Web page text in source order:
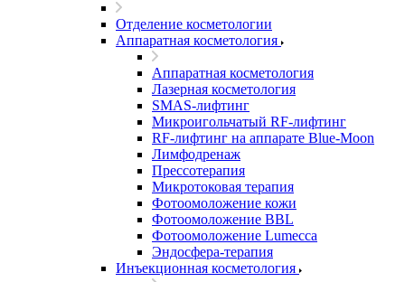
Отделение косметологии
Аппаратная косметология
Аппаратная косметология
Лазерная косметология
SMAS-лифтинг
Микроигольчатый RF-лифтинг
RF-лифтинг на аппарате Blue-Moon
Лимфодренаж
Прессотерапия
Микротоковая терапия
Фотоомоложение кожи
Фотоомоложение BBL
Фотоомоложение Lumecca
Эндосфера-терапия
Инъекционная косметология